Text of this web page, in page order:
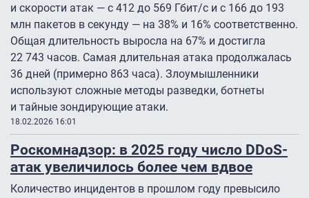
и скорости атак — с 412 до 569 Гбит/с и с 166 до 193
млн пакетов в секунду — на 38% и 16% соответственно.
Общая длительность выросла на 67% и достигла
22 743 часов. Самая длительная атака продолжалась
36 дней (примерно 863 часа). Злоумышленники
используют сложные методы разведки, ботнеты
и тайные зондирующие атаки.
18.02.2026 16:01
Роскомнадзор: в 2025 году число DDoS-
атак увеличилось более чем вдвое
Количество инцидентов в прошлом году превысило